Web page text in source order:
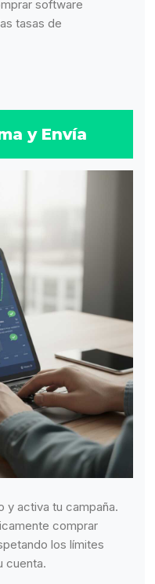
software
tasas de
y Envía
y activa tu campaña.
comprar
los límites
cuenta.